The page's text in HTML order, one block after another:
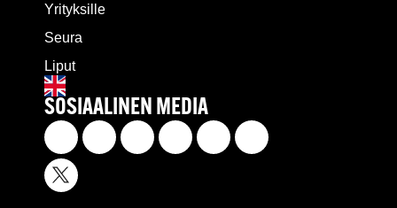
Yrityksille
Seura
Liput
SOSIAALINEN MEDIA